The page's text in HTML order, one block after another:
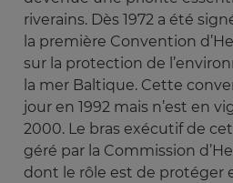
riverains. Dès 1972 a été
la première Convention
sur la protection de
la mer Baltique. Cette
jour en 1992 mais n’est en
2000. Le bras exécutif de
géré par la Commission
dont le rôle est de protéger